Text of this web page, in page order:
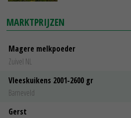
MARKTPRIJZEN
Magere melkpoeder
Zuivel NL
Vleeskuikens 2001-2600 gr
Barneveld
Gerst